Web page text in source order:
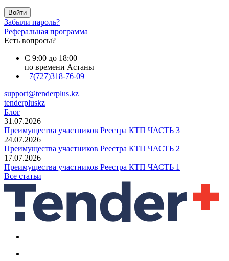
Войти
Забыли пароль?
Реферальная программа
Есть вопросы?
С 9:00 до 18:00
по времени Астаны
+7(727)318-76-09
support@tenderplus.kz
tenderpluskz
Блог
31.07.2026
Преимущества участников Реестра КТП ЧАСТЬ 3
24.07.2026
Преимущества участников Реестра КТП ЧАСТЬ 2
17.07.2026
Преимущества участников Реестра КТП ЧАСТЬ 1
Все статьи